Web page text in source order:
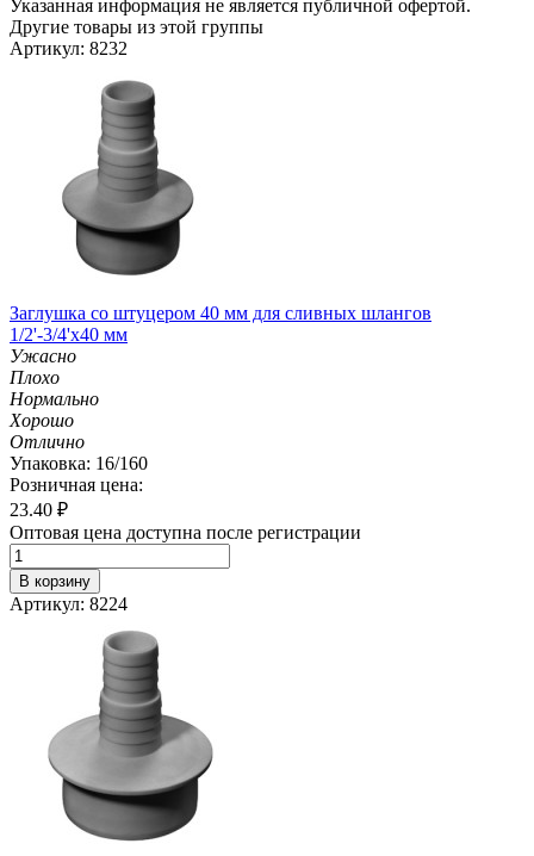
Указанная информация не является публичной офертой.
Другие товары из этой группы
Артикул: 8232
Заглушка со штуцером 40 мм для сливных шлангов
1/2'-3/4'х40 мм
Ужасно
Плохо
Нормально
Хорошо
Отлично
Упаковка: 16/160
Розничная цена:
23.40 ₽
Оптовая цена доступна после регистрации
В корзину
Артикул: 8224